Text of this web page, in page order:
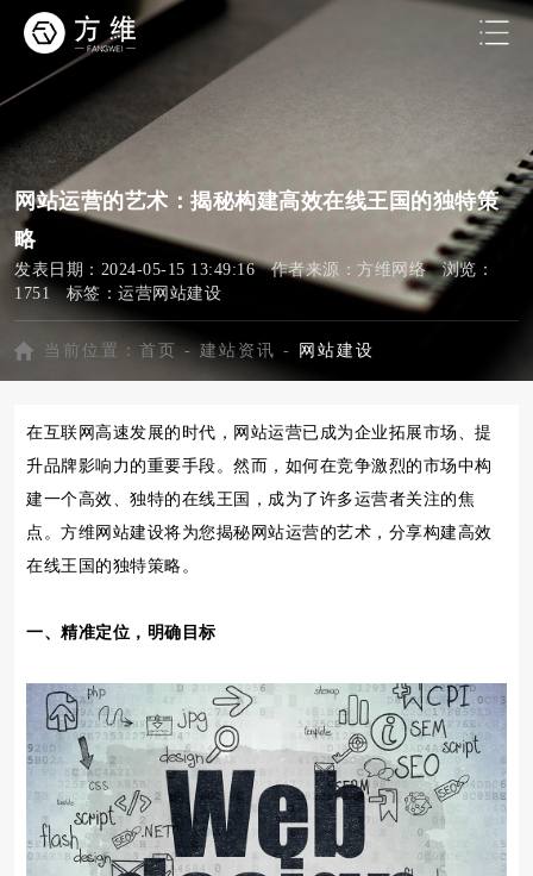
网站运营的艺术：揭秘构建高效在线王国的独特策
略
发表日期：2024-05-15 13:49:16 作者来源：方维网络 浏览：
1751 标签： 运营网站建设
当前位置： 首页 - 建站资讯 - 网站建设
在互联网高速发展的时代，网站运营已成为企业拓展市场、提
升品牌影响力的重要手段。然而，如何在竞争激烈的市场中构
建一个高效、独特的在线王国，成为了许多运营者关注的焦
点。方维网站建设将为您揭秘网站运营的艺术，分享构建高效
在线王国的独特策略。
一、精准定位，明确目标